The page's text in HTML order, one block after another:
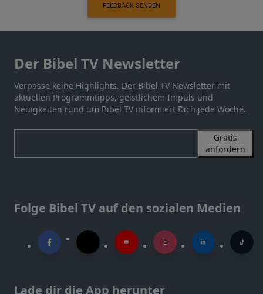
FEEDBACK SENDEN
Der Bibel TV Newsletter
Verpasse keine Highlights. Der Bibel TV Newsletter mit
aktuellen Programmtipps, geistlichem Impuls und
Neuigkeiten rund um Bibel TV informiert Dich jede Woche.
Gratis
anfordern
Folge Bibel TV auf den sozialen Medien
Lade dir die App herunter